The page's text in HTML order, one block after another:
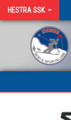
HESTRA SSK